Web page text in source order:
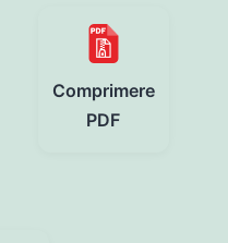
Comprimere
PDF